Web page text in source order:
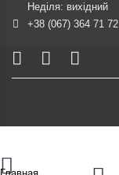
Неділя: вихідний
+38 (067) 364 71 72